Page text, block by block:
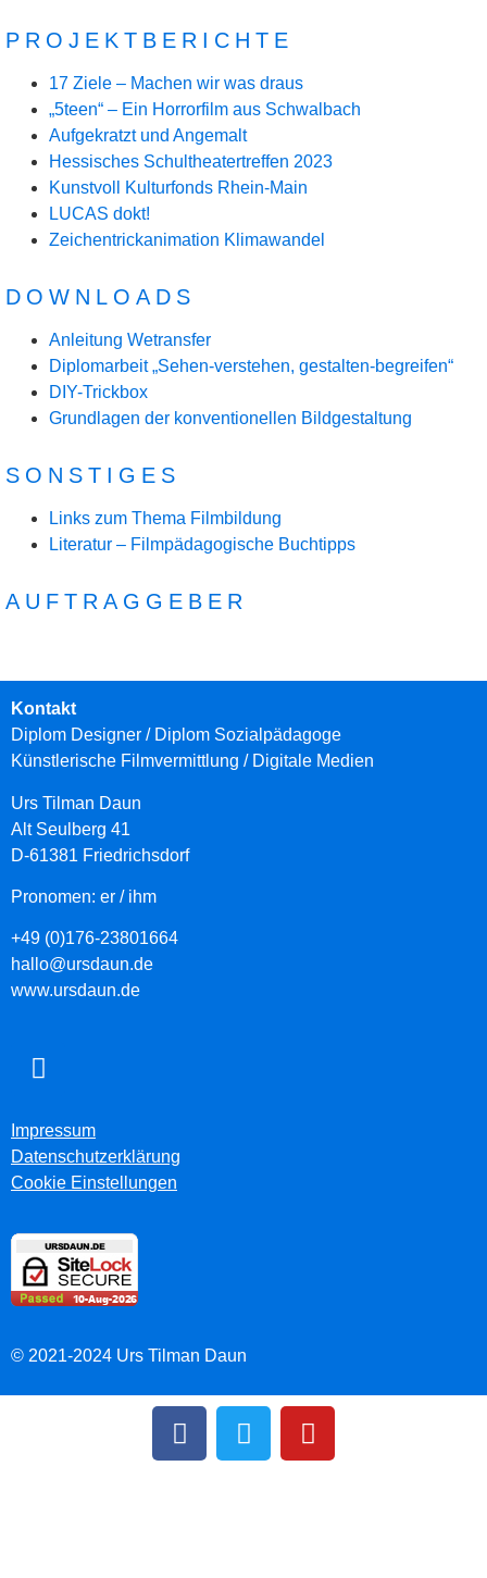
PROJEKTBERICHTE
17 Ziele – Machen wir was draus
„5teen“ – Ein Horrorfilm aus Schwalbach
Aufgekratzt und Angemalt
Hessisches Schultheatertreffen 2023
Kunstvoll Kulturfonds Rhein-Main
LUCAS dokt!
Zeichentrickanimation Klimawandel
DOWNLOADS
Anleitung Wetransfer
Diplomarbeit „Sehen-verstehen, gestalten-begreifen“
DIY-Trickbox
Grundlagen der konventionellen Bildgestaltung
SONSTIGES
Links zum Thema Filmbildung
Literatur – Filmpädagogische Buchtipps
AUFTRAGGEBER
Kontakt
Diplom Designer / Diplom Sozialpädagoge
Künstlerische Filmvermittlung / Digitale Medien
Urs Tilman Daun
Alt Seulberg 41
D-61381 Friedrichsdorf
Pronomen: er / ihm
+49 (0)176-23801664
hallo@ursdaun.de
www.ursdaun.de
Impressum
Datenschutzerklärung
Cookie Einstellungen
© 2021-2024 Urs Tilman Daun